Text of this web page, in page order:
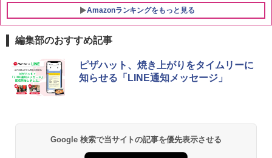
Amazonランキングをもっと見る
1
チキンラーメン どんぶり 85g×12個 日清
食品 インスタント カップ麺
国分 tabete だし麺 千葉県産はまぐりだ
し 塩らーめん 108g×10袋 保存食 備蓄
1
シャープ 過熱水蒸気 オーブンレンジ 23
L 1段調理 ブラック RE-WF232-B シンプ
ル操作 コンパクト 一人暮らし 二人暮ら
￥29,582
編集部のおすすめ記事
ピザハット、焼き上がりをタイムリーに
知らせる「LINE通知メッセージ」
Google 検索で当サイトの記事を優先表示させる